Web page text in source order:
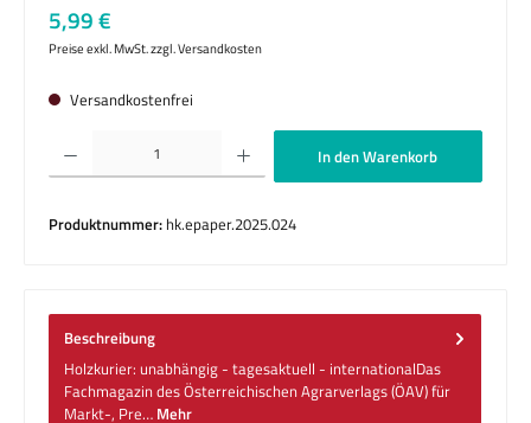
Regulärer Preis:
5,99 €
Preise exkl. MwSt. zzgl. Versandkosten
Versandkostenfrei
Produkt Anzahl: Gib den gewünschten Wert ein oder benutze die Schaltflächen um
In den Warenkorb
Produktnummer: hk.epaper.2025.024
Beschreibung
Holzkurier: unabhängig - tagesaktuell - internationalDas
Fachmagazin des Österreichischen Agrarverlags (ÖAV) für
Markt-, Pre… Mehr